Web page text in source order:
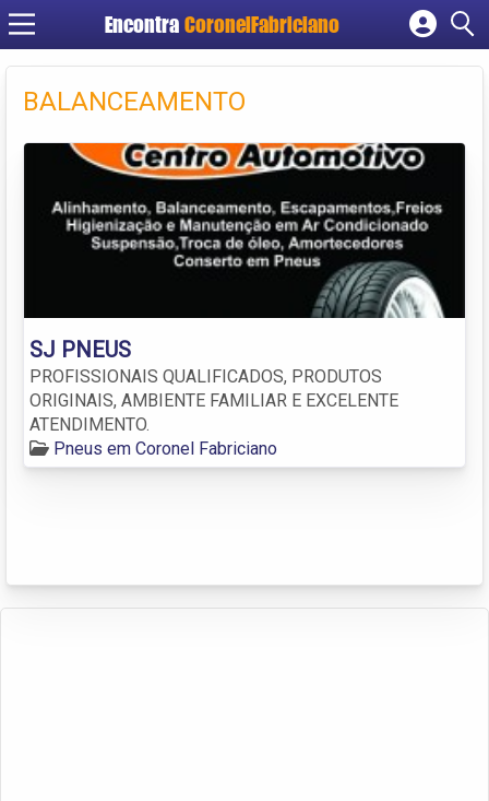
Encontra CoronelFabriciano
Cadastrar empresa
Criar conta
BALANCEAMENTO
SJ PNEUS
PROFISSIONAIS QUALIFICADOS, PRODUTOS
ORIGINAIS, AMBIENTE FAMILIAR E EXCELENTE
ATENDIMENTO.
Pneus em Coronel Fabriciano